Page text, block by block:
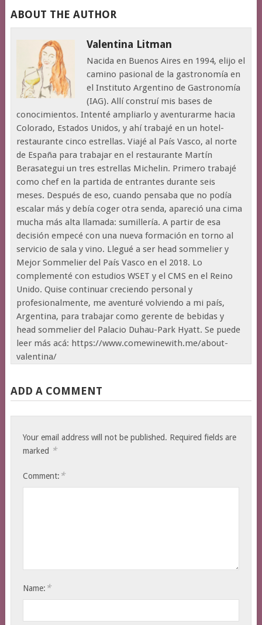
ABOUT THE AUTHOR
Valentina Litman
Nacida en Buenos Aires en 1994, elijo el
camino pasional de la gastronomía en
el Instituto Argentino de Gastronomía
(IAG). Allí construí mis bases de
conocimientos. Intenté ampliarlo y aventurarme hacia
Colorado, Estados Unidos, y ahí trabajé en un hotel-
restaurante cinco estrellas. Viajé al País Vasco, al norte
de España para trabajar en el restaurante Martín
Berasategui un tres estrellas Michelin. Primero trabajé
como chef en la partida de entrantes durante seis
meses. Después de eso, cuando pensaba que no podía
escalar más y debía coger otra senda, apareció una cima
mucha más alta llamada: sumillería. A partir de esa
decisión empecé con una nueva formación en torno al
servicio de sala y vino. Llegué a ser head sommelier y
Mejor Sommelier del País Vasco en el 2018. Lo
complementé con estudios WSET y el CMS en el Reino
Unido. Quise continuar creciendo personal y
profesionalmente, me aventuré volviendo a mi país,
Argentina, para trabajar como gerente de bebidas y
head sommelier del Palacio Duhau-Park Hyatt. Se puede
leer más acá: https://www.comewinewith.me/about-
valentina/
ADD A COMMENT
Your email address will not be published. Required fields are
marked *
Comment: *
Name: *